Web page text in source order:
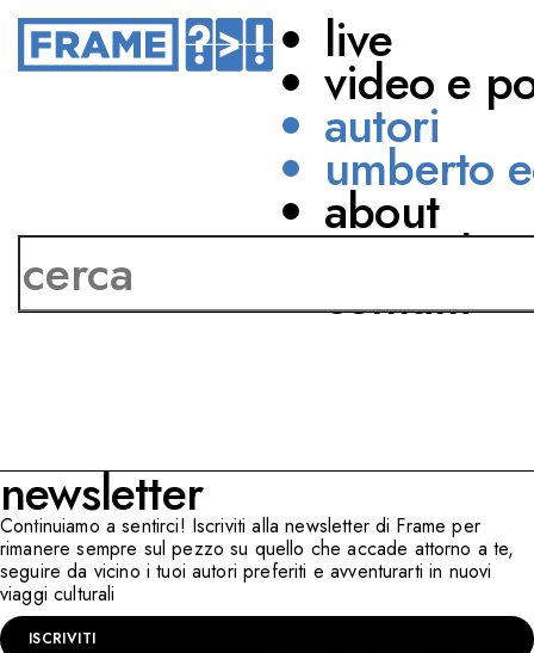
live
video e
autori
umberto
about
network
contatti
Margherita Rago
newsletter
Continuiamo a sentirci! Iscriviti alla newsletter di Frame per
rimanere sempre sul pezzo su quello che accade attorno a te,
seguire da vicino i tuoi autori preferiti e avventurarti in nuovi
viaggi culturali
ISCRIVITI